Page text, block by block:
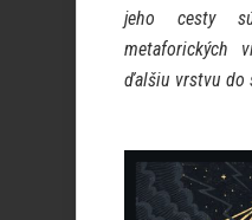
jeho cesty
metaforických
ďalšiu vrstvu do